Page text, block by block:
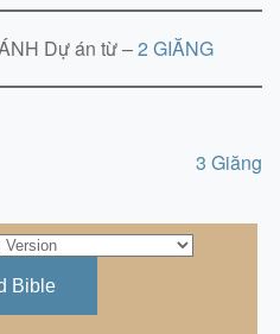
Dự án từ –2 GIĂNG
3 Giăng
Bible